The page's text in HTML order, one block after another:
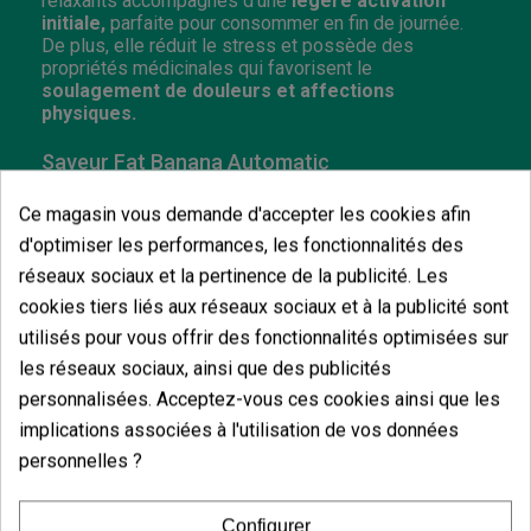
initiale, parfaite pour consommer en fin de journée.
De plus, elle réduit le stress et possède des
propriétés médicinales qui favorisent le
soulagement de douleurs et affections
physiques.
Saveur Fat Banana Automatic
Fat Banana se caractérise par son profil terpénique
fruité et sucré, avec des notes claires de banane et
d’agrumes. Un arôme particulier que la version
autoflorissante à hérité, un mélange de nuances qui
envahira l’espace avec une odeur de fruits et édulcoré
que tout le monde voudra goûter. À chaque bouffée
unesaveur intensepénètre dans le palais, évoquant
un petit morceau de banane.
Comment cultiver Fat Banana Automatic en
intérieur ?
d’utiliser un filtre anti-odeur en raison de la puissance
Ce magasin vous demande d'accepter les cookies afin
d'optimiser les performances, les fonctionnalités des
réseaux sociaux et la pertinence de la publicité. Les
cookies tiers liés aux réseaux sociaux et à la publicité sont
utilisés pour vous offrir des fonctionnalités optimisées sur
les réseaux sociaux, ainsi que des publicités
personnalisées. Acceptez-vous ces cookies ainsi que les
implications associées à l'utilisation de vos données
personnelles ?
Configurer